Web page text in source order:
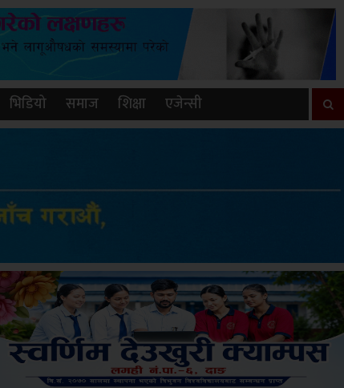
भिडियो समाज शिक्षा एजेन्सी